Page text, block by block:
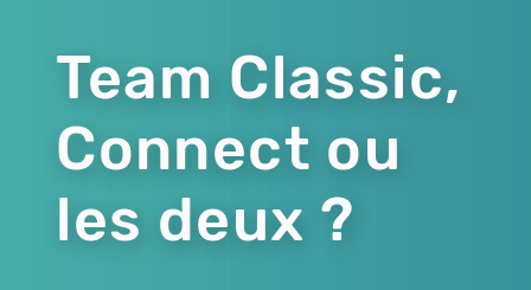
Team Classic,
Connect ou
les deux ?